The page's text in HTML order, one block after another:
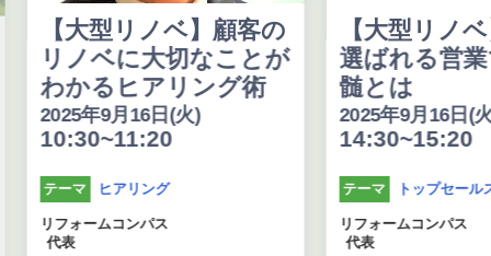
【大型リノベ】顧客の
リノベに大切なことが
わかるヒアリング術
2025年9月16日(火)
10:30~11:20
テーマ ヒアリング
リフォームコンパス
代表
【大型リノ
選ばれる営
髄とは
2025年9月16日(
14:30~15:20
テーマ トップセール
リフォームコンパス
代表